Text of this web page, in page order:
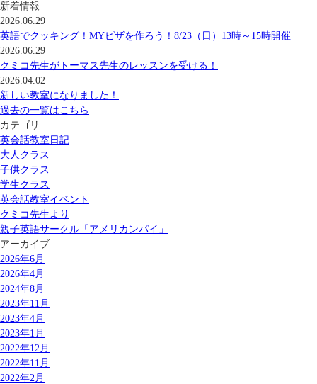
新着情報
2026.06.29
英語でクッキング！MYピザを作ろう！8/23（日）13時～15時開催
2026.06.29
クミコ先生がトーマス先生のレッスンを受ける！
2026.04.02
新しい教室になりました！
過去の一覧はこちら
カテゴリ
英会話教室日記
大人クラス
子供クラス
学生クラス
英会話教室イベント
クミコ先生より
親子英語サークル「アメリカンパイ」
アーカイブ
2026年6月
2026年4月
2024年8月
2023年11月
2023年4月
2023年1月
2022年12月
2022年11月
2022年2月